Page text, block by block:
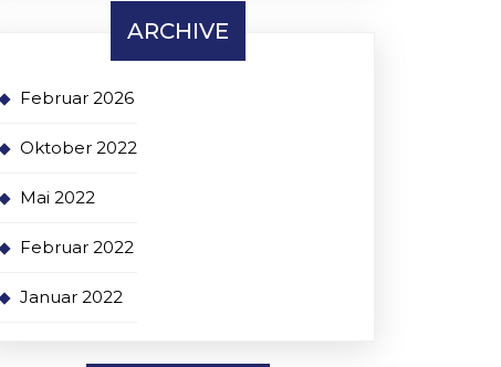
ARCHIVE
Februar 2026
Oktober 2022
Mai 2022
Februar 2022
Januar 2022